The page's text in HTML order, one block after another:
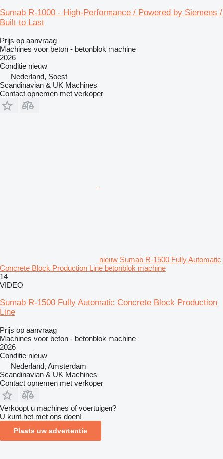
Sumab R-1000 - High-Performance / Powered by Siemens /
Built to Last
Prijs op aanvraag
Machines voor beton - betonblok machine
2026
Conditie nieuw
Nederland, Soest
Scandinavian & UK Machines
Contact opnemen met verkoper
nieuw Sumab R-1500 Fully Automatic
Concrete Block Production Line betonblok machine
14
VIDEO
Sumab R-1500 Fully Automatic Concrete Block Production
Line
Prijs op aanvraag
Machines voor beton - betonblok machine
2026
Conditie nieuw
Nederland, Amsterdam
Scandinavian & UK Machines
Contact opnemen met verkoper
Verkoopt u machines of voertuigen?
U kunt het met ons doen!
Plaats uw advertentie